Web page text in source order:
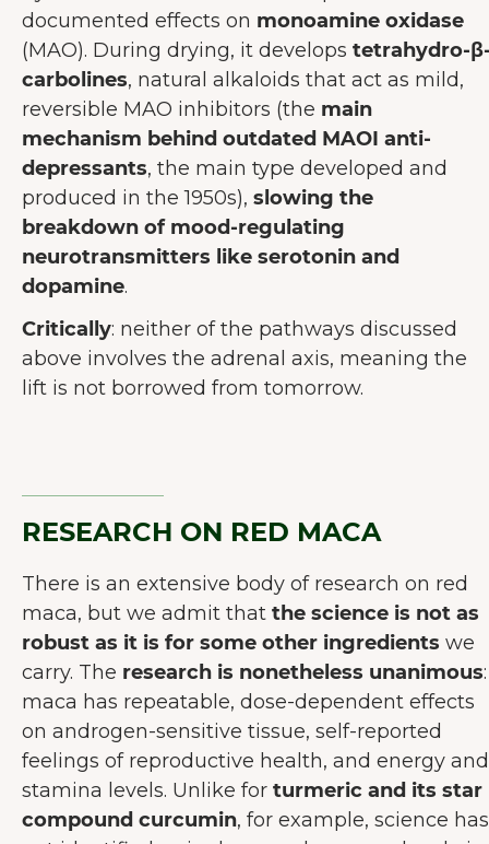
documented effects on monoamine oxidase
(MAO). During drying, it develops tetrahydro-
carbolines, natural alkaloids that act as mild,
reversible MAO inhibitors (the main
mechanism behind outdated MAOI anti-
depressants, the main type developed and
produced in the 1950s), slowing the
breakdown of mood-regulating
neurotransmitters like serotonin and
dopamine.
Critically: neither of the pathways discussed
above involves the adrenal axis, meaning the
lift is not borrowed from tomorrow.
RESEARCH ON RED MACA
There is an extensive body of research on red
maca, but we admit that the science is not as
robust as it is for some other ingredients we
carry. The research is nonetheless unanimous:
maca has repeatable, dose-dependent effects
on androgen-sensitive tissue, self-reported
feelings of reproductive health, and energy and
stamina levels. Unlike for turmeric and its star
compound curcumin, for example, science has
Op onze website gebruiken wij
cookies die ons helpen de
gebruikerservaring te verbeteren.
Meer over cookies
Alles accepteren
Alleen noodzakelijke
accepteren